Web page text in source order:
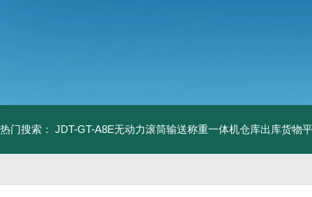
热门搜索： JDT-GT-A8E无动力滚筒输送称重一体机仓库出库货物